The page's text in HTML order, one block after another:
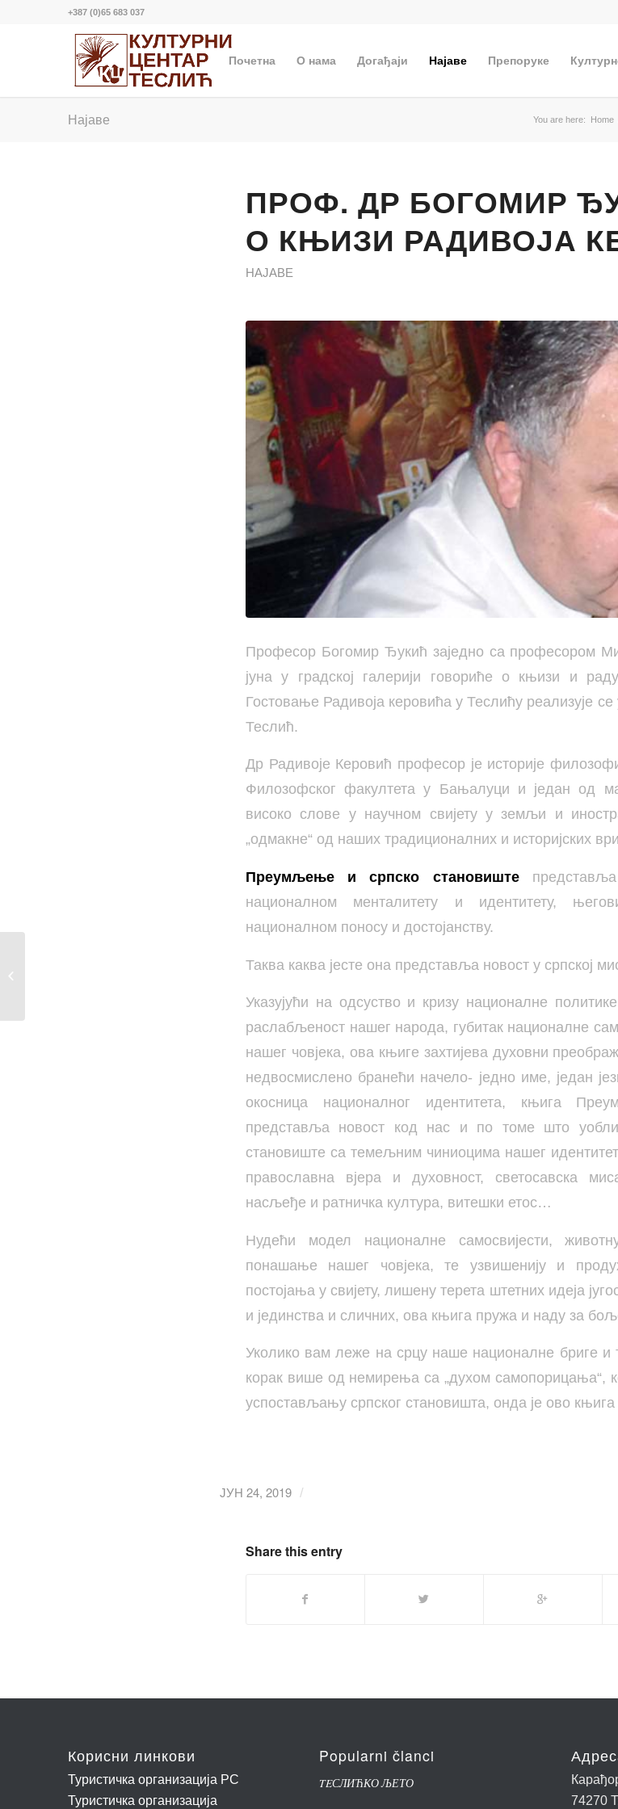
+387 (0)65 683 037
Почетна О нама Догађаји Најаве Препоруке
Најаве You are here: Home
ПРОФ. ДР БОГОМИР
О КЊИЗИ РАДИВОЈА
НАЈАВЕ
Професор Богомир Ђукић заједно са професором
јуна у градској галерији говориће о књизи и
Гостовање Радивоја керовића у Теслићу реализује се
Теслић.
Др Радивоје Керовић професор је историје
Филозофског факултета у Бањалуци и један од
високо слове у научном свијету у земљи и
„одмакне“ од наших традиционалних и историјских
Преумљење и српско становиште
националном менталитету и идентитету,
националном поносу и достојанству.
Таква каква јесте она представља новост у српској
Указујући на одсуство и кризу националне
раслабљеност нашег народа, губитак националне
нашег човјека, ова књиге захтијева духовни
недвосмислено бранећи начело- једно име, један
окосница националног идентитета, књига
представља новост код нас и по томе што
становиште са темељним чиниоцима нашег
православна вјера и духовност, светосавска
насљеђе и ратничка култура, витешки етос…
Нудећи модел националне самосвијести,
понашање нашег човјека, те узвишенију и
постојања у свијету, лишену терета штетних идеја
и јединства и сличних, ова књига пружа и наду за
Уколико вам леже на срцу наше националне бриге и
корак више од немирења са „духом самопорицања“,
успостављању српског становишта, онда је ово књига
ЈУН 24, 2019 /
Share this entry
Корисни линкови
Туристичка организација РС
Туристичка организација
Popularni članci
TEСЛИЋКО ЉЕТО
74270